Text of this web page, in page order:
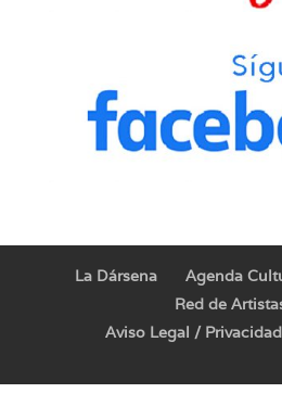
La Dársena Agenda
Red de
Aviso Legal /